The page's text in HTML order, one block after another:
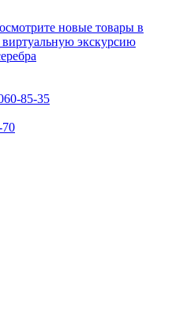
новые товары в
экскурсию
85-35
70